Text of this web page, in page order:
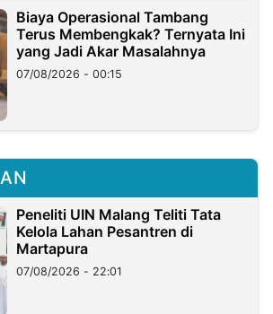
Biaya Operasional Tambang
Terus Membengkak? Ternyata Ini
yang Jadi Akar Masalahnya
07/08/2026 - 00:15
Peneliti UIN Malang Teliti Tata
Kelola Lahan Pesantren di
Martapura
07/08/2026 - 22:01